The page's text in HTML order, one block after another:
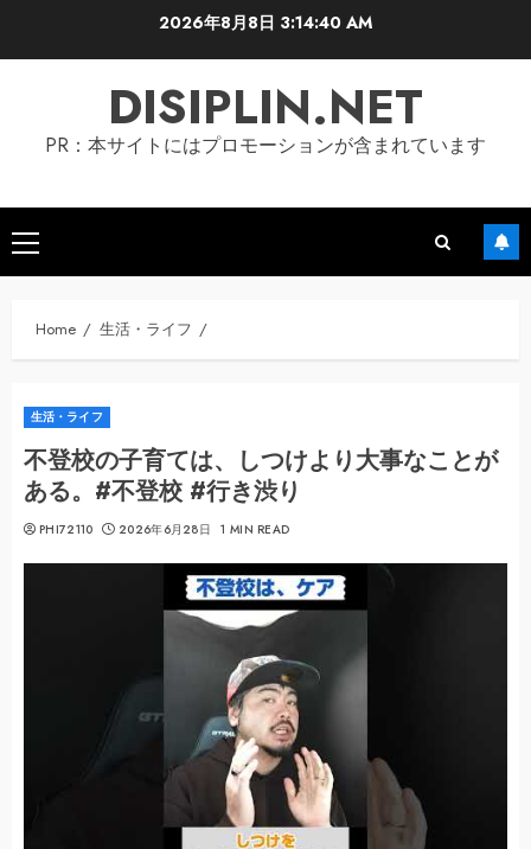
2026年8月8日 3:14:40 AM
DISIPLIN.NET
PR：本サイトにはプロモーションが含まれています
Primary
Menu
Home 生活・ライフ
生活・ライフ
不登校の子育ては、しつけより大事なことが
ある。#不登校 #行き渋り
PHI72110 2026年6月28日 1 MIN READ